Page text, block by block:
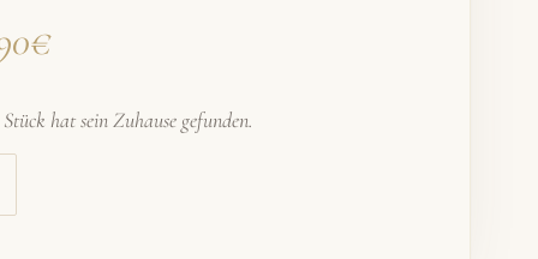
Stück hat sein Zuhause gefunden.